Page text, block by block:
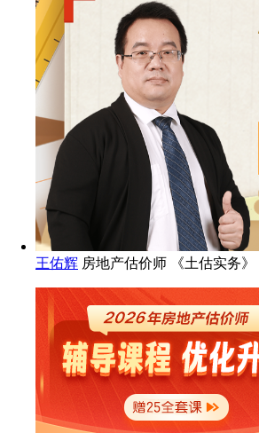
王佑辉 房地产估价师 《土估实务》